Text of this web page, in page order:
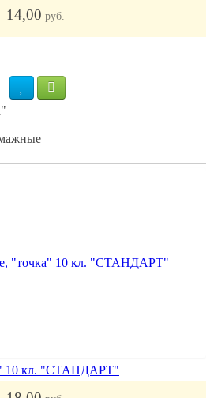
14,00 руб.
10 кл. "СТАНДАРТ"